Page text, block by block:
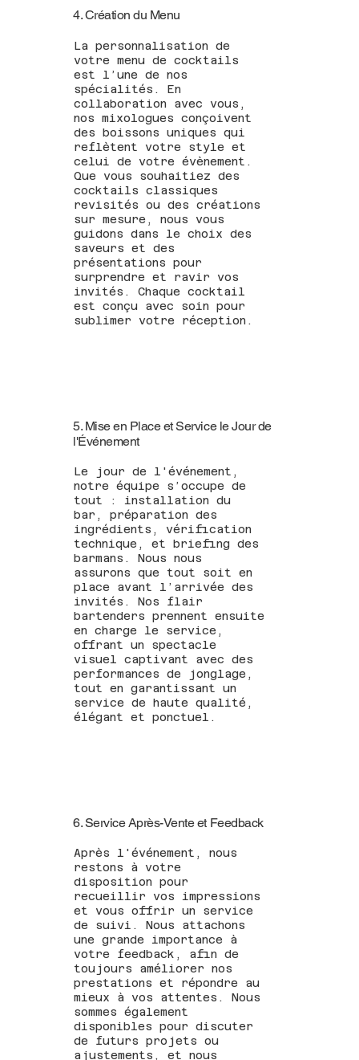
4. Création du Menu
La personnalisation de
votre menu de cocktails
est l’une de nos
spécialités. En
collaboration avec vous,
nos mixologues conçoivent
des boissons uniques qui
reflètent votre style et
celui de votre évènement.
Que vous souhaitiez des
cocktails classiques
revisités ou des créations
sur mesure, nous vous
guidons dans le choix des
saveurs et des
présentations pour
surprendre et ravir vos
invités. Chaque cocktail
est conçu avec soin pour
sublimer votre réception.
5. Mise en Place et Service le Jour de
l'Événement
Le jour de l'événement,
notre équipe s’occupe de
tout : installation du
bar, préparation des
ingrédients, vérification
technique, et briefing des
barmans. Nous nous
assurons que tout soit en
place avant l’arrivée des
invités. Nos flair
bartenders prennent ensuite
en charge le service,
offrant un spectacle
visuel captivant avec des
performances de jonglage,
tout en garantissant un
service de haute qualité,
élégant et ponctuel.
6. Service Après-Vente et Feedback
Après l'événement, nous
restons à votre
disposition pour
recueillir vos impressions
et vous offrir un service
de suivi. Nous attachons
une grande importance à
votre feedback, afin de
toujours améliorer nos
prestations et répondre au
mieux à vos attentes. Nous
sommes également
disponibles pour discuter
de futurs projets ou
ajustements, et nous